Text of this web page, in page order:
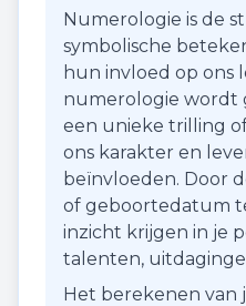
Numerologie is de
symbolische
hun invloed op ons
numerologie wordt
een unieke trilling
ons karakter en
beïnvloeden. Door
of geboortedatum
inzicht krijgen in je
talenten,
Het berekenen van